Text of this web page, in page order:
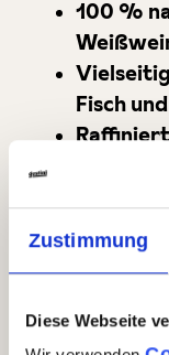
Zustimmung
Diese Webseite
100 %
Fisch
Auch
Dazu noch